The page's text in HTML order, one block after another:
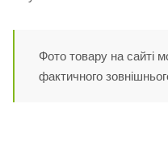
Фото товару на сайті
фактичного